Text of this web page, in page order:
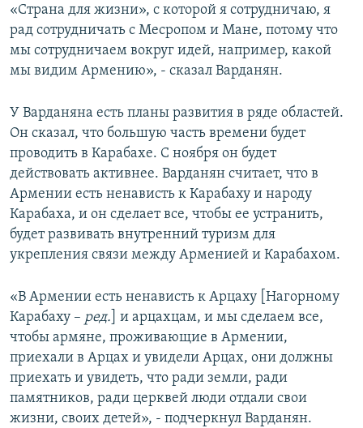
«Страна для жизни», с которой я сотрудничаю, я
рад сотрудничать с Месропом и Мане, потому что
мы сотрудничаем вокруг идей, например, какой
мы видим Армению», - сказал Варданян.
У Варданяна есть планы развития в ряде областей.
Он сказал, что большую часть времени будет
проводить в Карабахе. С ноября он будет
действовать активнее. Варданян считает, что в
Армении есть ненависть к Карабаху и народу
Карабаха, и он сделает все, чтобы ее устранить,
будет развивать внутренний туризм для
укрепления связи между Арменией и Карабахом.
«В Армении есть ненависть к Арцаху [Нагорному
Карабаху – ред. ] и арцахцам, и мы сделаем все,
чтобы армяне, проживающие в Армении,
приехали в Арцах и увидели Арцах, они должны
приехать и увидеть, что ради земли, ради
памятников, ради церквей люди отдали свои
жизни, своих детей», - подчеркнул Варданян.